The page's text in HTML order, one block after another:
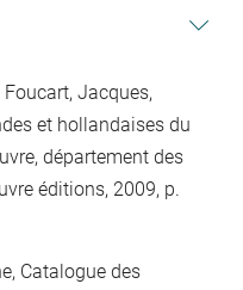
Jacques,
et hollandaises du
département des
éditions, 2009, p.
Catalogue des